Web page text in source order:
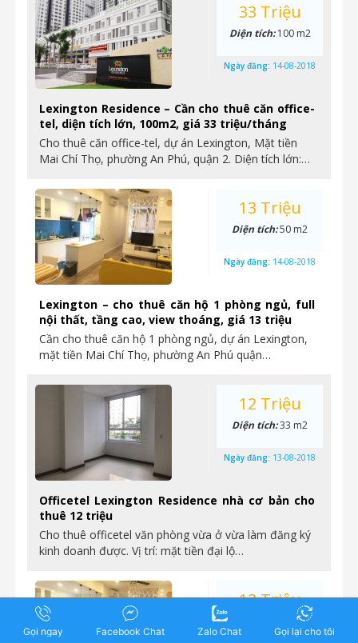
Lexington Residence – Cần cho thuê căn office-
tel, diện tích lớn, 100m2, giá 33 triệu/tháng
Cho thuê căn office-tel, dự án Lexington, Mặt tiền
Mai Chí Thọ, phường An Phú, quận 2. Diện tích lớn:…
33 Triệu
Diện tích:100 m2
Ngày đăng: 14-08-2018
Lexington – cho thuê căn hộ 1 phòng ngủ, full
nội thất, tầng cao, view thoáng, giá 13 triệu
Cần cho thuê căn hộ 1 phòng ngủ, dự án Lexington,
mặt tiền Mai Chí Thọ, phường An Phú quận…
13 Triệu
Diện tích:50 m2
Ngày đăng: 14-08-2018
Officetel Lexington Residence nhà cơ bản cho
thuê 12 triệu
Cho thuê officetel văn phòng vừa ở vừa làm đăng ký
kinh doanh được. Vị trí: mặt tiền đại lộ…
12 Triệu
Diện tích:33 m2
Ngày đăng: 13-08-2018
13 Triệu
48.5 m2
Gọi ngay Facebook Chat Zalo Chat Gọi lại cho tôi